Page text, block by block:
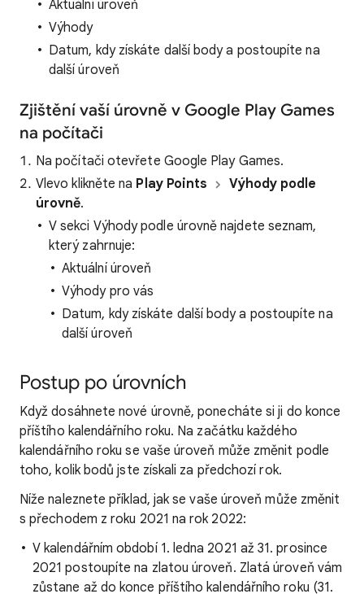
Aktuální úroveň
Výhody
Datum, kdy získáte další body a postoupíte na
další úroveň
Zjištění vaší úrovně v Google Play Games
na počítači
Na počítači otevřete Google Play Games.
Vlevo klikněte na Play Points
Výhody podle
úrovně.
V sekci Výhody podle úrovně najdete seznam,
který zahrnuje:
Aktuální úroveň
Výhody pro vás
Datum, kdy získáte další body a postoupíte na
další úroveň
Postup po úrovních
Když dosáhnete nové úrovně, ponecháte si ji do konce
příštího kalendářního roku. Na začátku každého
kalendářního roku se vaše úroveň může změnit podle
toho, kolik bodů jste získali za předchozí rok.
Níže naleznete příklad, jak se vaše úroveň může změnit
s přechodem z roku 2021 na rok 2022:
V kalendářním období 1. ledna 2021 až 31. prosince
2021 postoupíte na zlatou úroveň. Zlatá úroveň vám
zůstane až do konce příštího kalendářního roku (31.